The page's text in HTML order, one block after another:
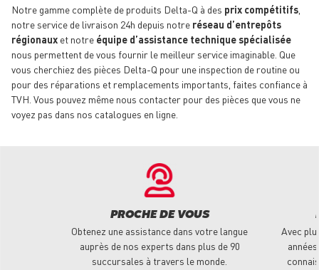
Notre gamme complète de produits Delta-Q à des prix compétitifs
notre service de livraison 24h depuis notre réseau d’entrepôts
régionaux et notre équipe d’assistance technique spécialisée
nous permettent de vous fournir le meilleur service imaginable. Que
vous cherchiez des pièces Delta-Q pour une inspection de routine ou
pour des réparations et remplacements importants, faites confiance à
TVH. Vous pouvez même nous contacter pour des pièces que vous ne
voyez pas dans nos catalogues en ligne.
PROCHE DE VOUS
Obtenez une assistance dans votre langue
auprès de nos experts dans plus de 90
succursales à travers le monde.
Avec